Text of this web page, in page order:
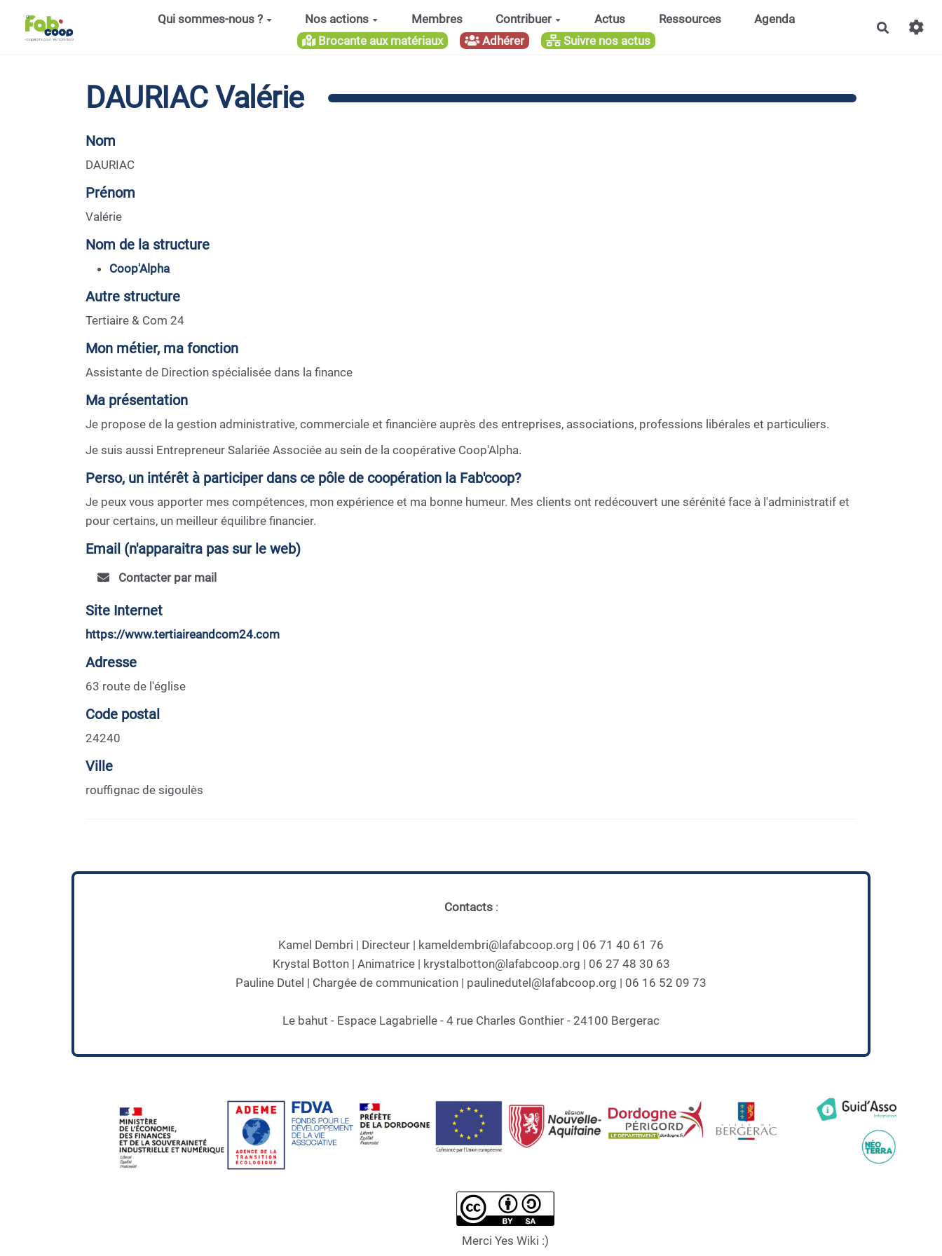
Aller au contenu principal Qui sommes-nous ? Nos actions Membres Contribuer Actus Ressources
Agenda
Brocante aux matériaux
Adhérer Suivre nos actus
DAURIAC Valérie
Nom
DAURIAC
Prénom
Valérie
Nom de la structure
Coop'Alpha
Autre structure
Tertiaire & Com 24
Mon métier, ma fonction
Assistante de Direction spécialisée dans la finance
Ma présentation
Je propose de la gestion administrative, commerciale et financière auprès des entreprises, associations, professions libérales et particuliers.
Je suis aussi Entrepreneur Salariée Associée au sein de la coopérative Coop'Alpha.
Perso, un intérêt à participer dans ce pôle de coopération la Fab'coop?
Je peux vous apporter mes compétences, mon expérience et ma bonne humeur. Mes clients ont redécouvert une sérénité face à l'administratif et
pour certains, un meilleur équilibre financier.
Email (n'apparaitra pas sur le web)
Contacter par mail
Site Internet
https://www.tertiaireandcom24.com
Adresse
63 route de l'église
Code postal
24240
Ville
rouffignac de sigoulès
Contacts:
Kamel Dembri | Directeur | kameldembri@lafabcoop.org | 06 71 40 61 76
Krystal Botton | Animatrice | krystalbotton@lafabcoop.org | 06 27 48 30 63
Pauline Dutel | Chargée de communication | paulinedutel@lafabcoop.org | 06 16 52 09 73
Le bahut - Espace Lagabrielle - 4 rue Charles Gonthier - 24100 Bergerac
Merci Yes Wiki :)